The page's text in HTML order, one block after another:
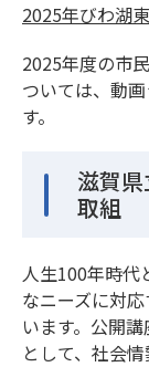
2025年びわ湖
2025年度の市
ついては、動
す。
滋賀
取組
人生100年時代
なニーズに対
います。公開
として、社会